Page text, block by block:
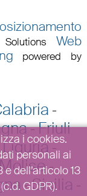
Web
powered by
-
-Friuli
Liguria-
-
-Sicilia -
i cookies.
personali ai
dell’articolo 13
GDPR).